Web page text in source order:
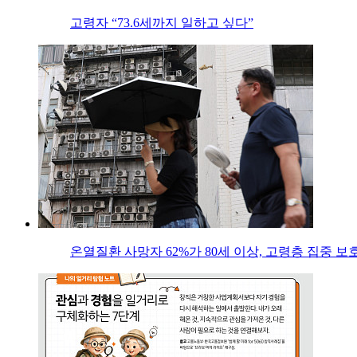
고령자 “73.6세까지 일하고 싶다”
온열질환 사망자 62%가 80세 이상, 고령층 집중 보